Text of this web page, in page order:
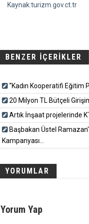
Kaynak:turizm.gov.ct.tr
BENZER İÇERİKLER
“Kadın Kooperatifi Eğitim
20 Milyon TL Bütçeli
Artık İnşaat projelerinde
Başbakan Üstel
Kampanyası...
YORUMLAR
Yorum Yap